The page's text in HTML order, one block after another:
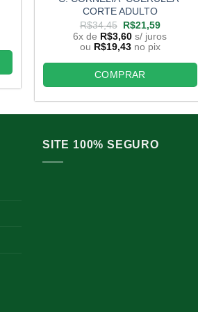
CORTE ADULTO
R$34,45 O
preço
original
era:
R$34,45.
R$21,59O
preço
atual
é:
R$21,59.
6x de R$3,60 s/ juros
ou R$19,43 no pix
COMPRAR
SITE 100% SEGURO